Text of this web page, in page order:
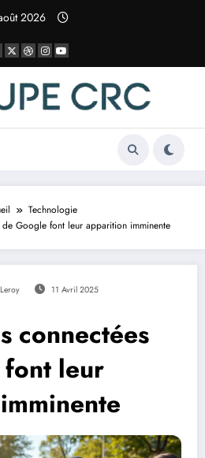
2026
Technologie
de Google font leur apparition imminente
11 Avril 2025
connectées
leur